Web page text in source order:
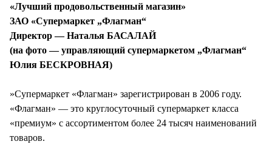
«Лучший продовольственный магазин»
ЗАО «Супермаркет „Флагман“
Директор — Наталья БАСАЛАЙ
(на фото — управляющий супермаркетом „Флагман“
Юлия БЕСКРОВНАЯ)
»Супермаркет «Флагман» зарегистрирован в 2006 году.
«Флагман» — это круглосуточный супермаркет класса
«премиум» с ассортиментом более 24 тысяч наименований
товаров.